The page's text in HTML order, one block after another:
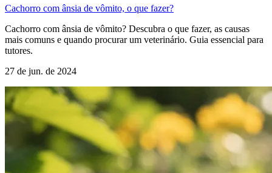
Cachorro com ânsia de vômito, o que fazer?
Cachorro com ânsia de vômito? Descubra o que fazer, as causas
mais comuns e quando procurar um veterinário. Guia essencial para
tutores.
27 de jun. de 2024